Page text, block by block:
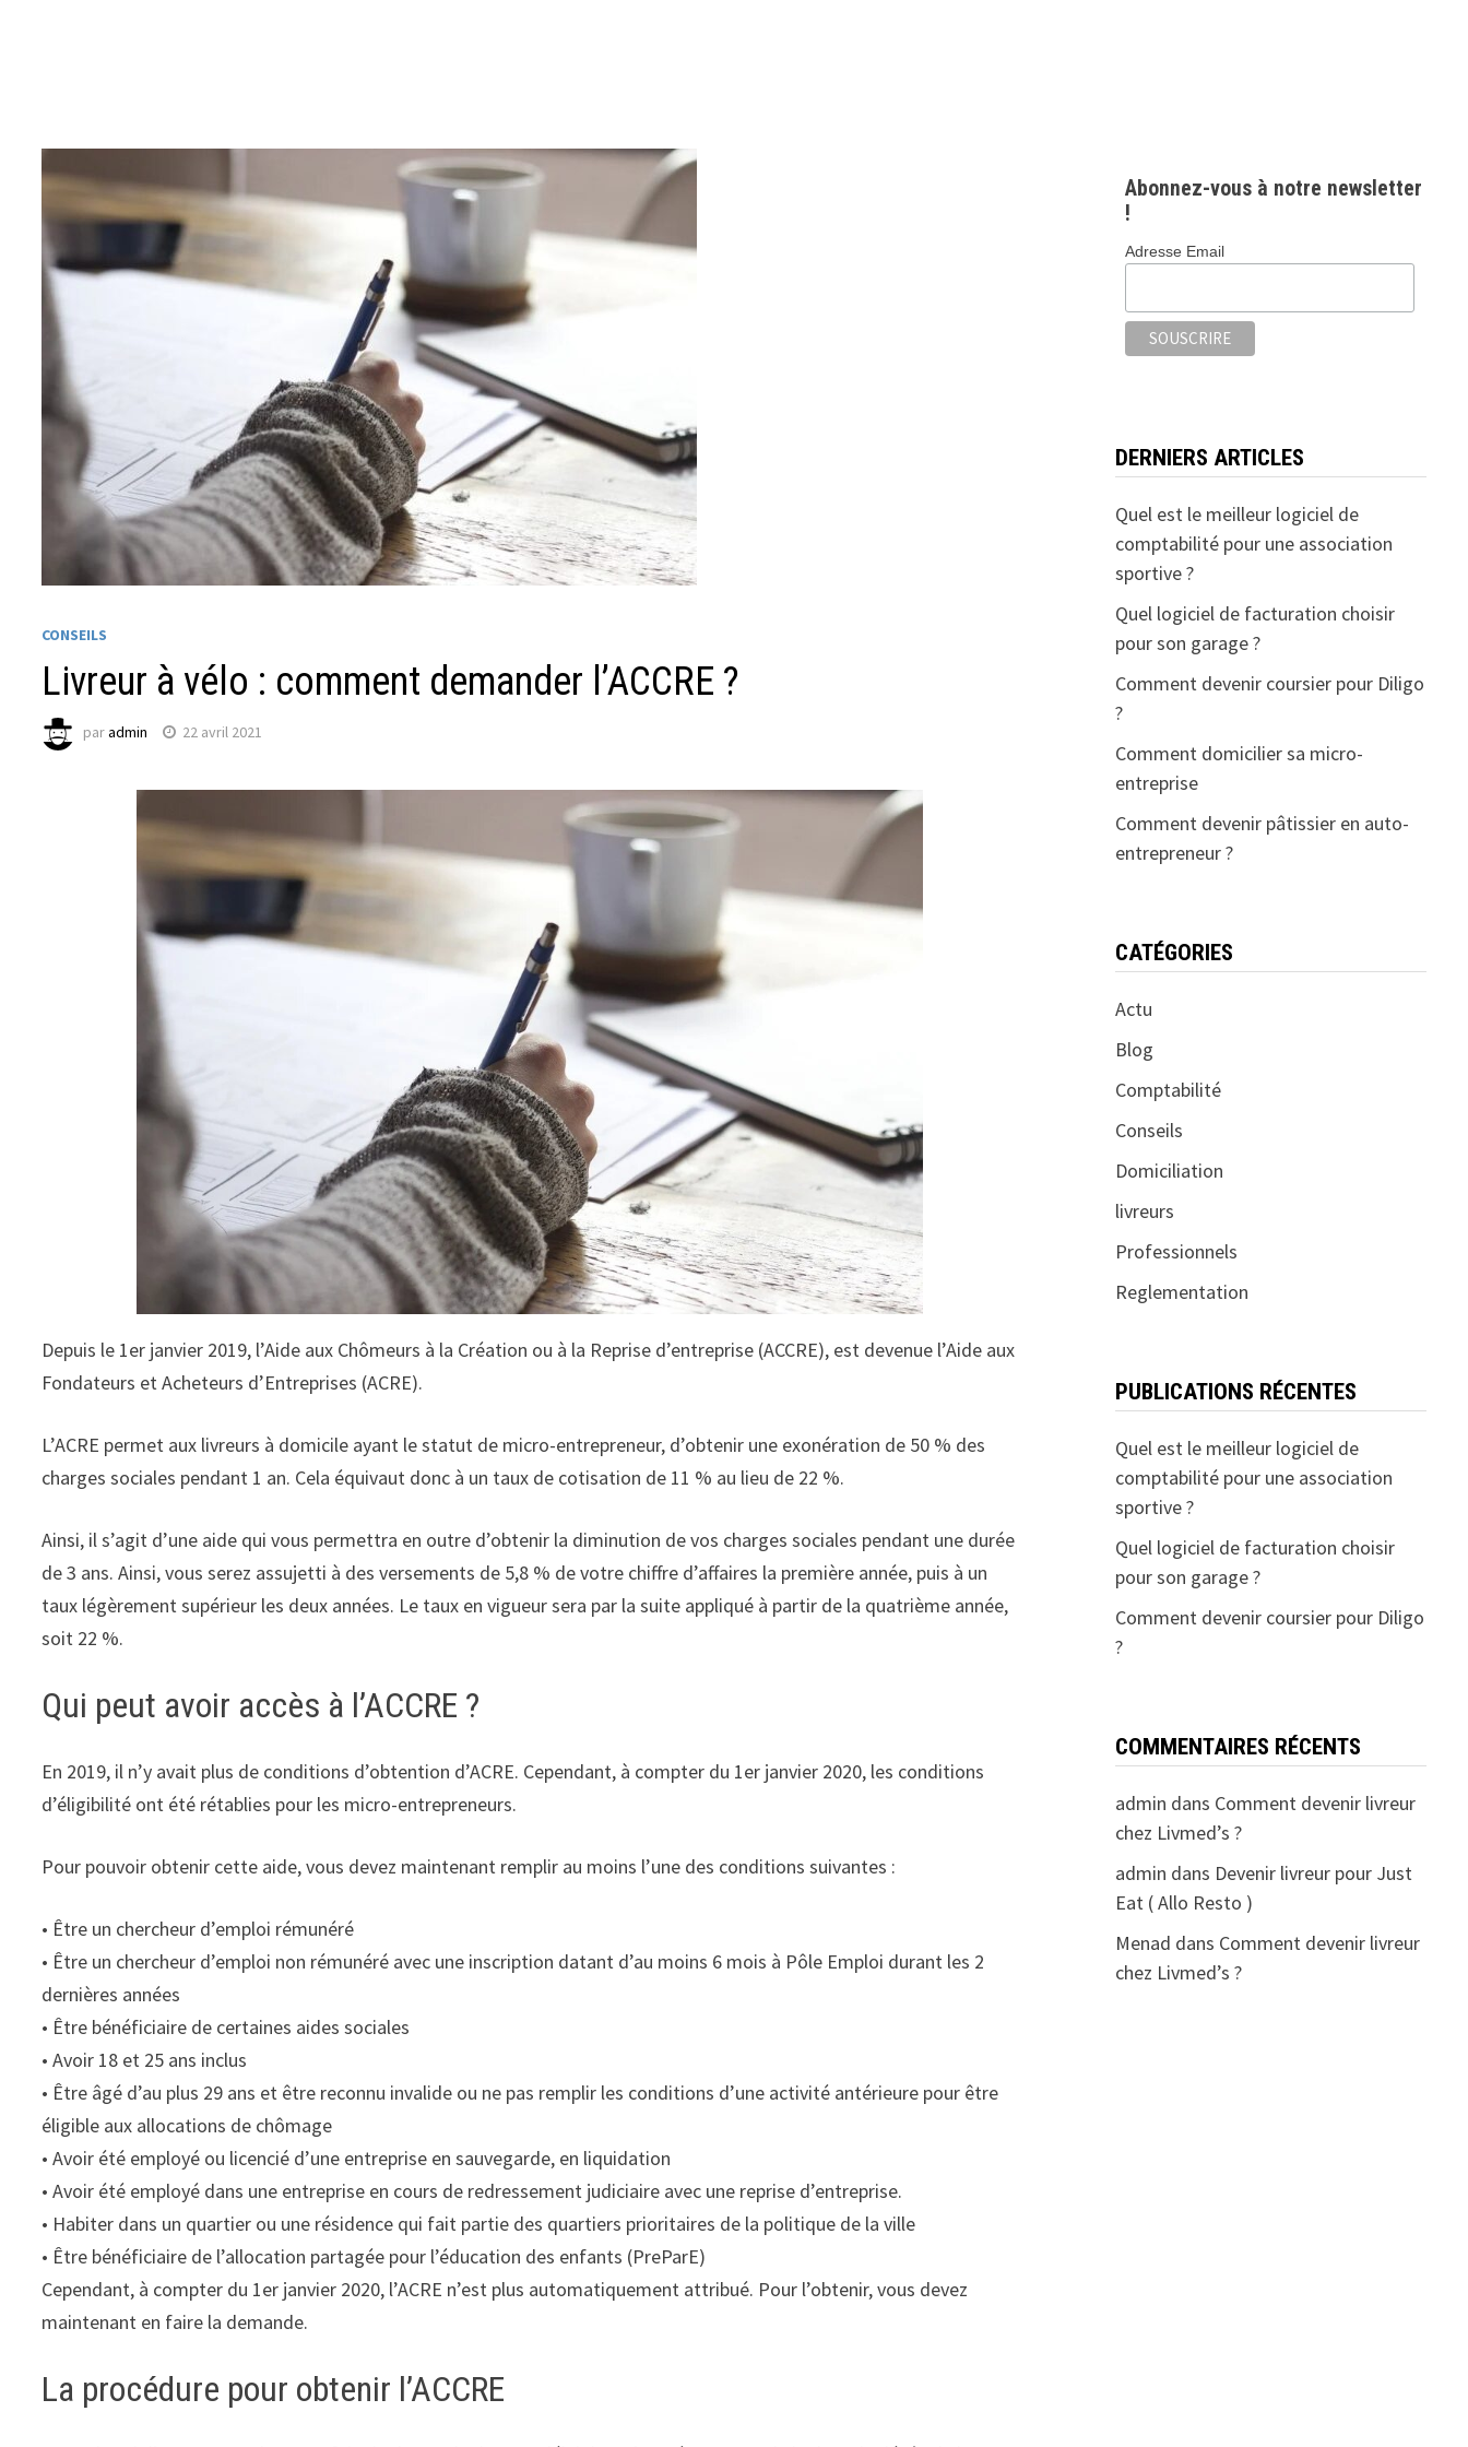
CONSEILS
Livreur à vélo : comment demander l’ACCRE ?
paradmin 22 avril 2021
Depuis le 1er janvier 2019, l’Aide aux Chômeurs à la Création ou à la Reprise d’entreprise (ACCRE), est devenue l’Aide aux
Fondateurs et Acheteurs d’Entreprises (ACRE).
L’ACRE permet aux livreurs à domicile ayant le statut de micro-entrepreneur, d’obtenir une exonération de 50 % des
charges sociales pendant 1 an. Cela équivaut donc à un taux de cotisation de 11 % au lieu de 22 %.
Ainsi, il s’agit d’une aide qui vous permettra en outre d’obtenir la diminution de vos charges sociales pendant une durée
de 3 ans. Ainsi, vous serez assujetti à des versements de 5,8 % de votre chiffre d’affaires la première année, puis à un
taux légèrement supérieur les deux années. Le taux en vigueur sera par la suite appliqué à partir de la quatrième année,
soit 22 %.
Qui peut avoir accès à l’ACCRE ?
En 2019, il n’y avait plus de conditions d’obtention d’ACRE. Cependant, à compter du 1er janvier 2020, les conditions
d’éligibilité ont été rétablies pour les micro-entrepreneurs.
Pour pouvoir obtenir cette aide, vous devez maintenant remplir au moins l’une des conditions suivantes :
• Être un chercheur d’emploi rémunéré
• Être un chercheur d’emploi non rémunéré avec une inscription datant d’au moins 6 mois à Pôle Emploi durant les 2
dernières années
• Être bénéficiaire de certaines aides sociales
• Avoir 18 et 25 ans inclus
• Être âgé d’au plus 29 ans et être reconnu invalide ou ne pas remplir les conditions d’une activité antérieure pour être
éligible aux allocations de chômage
• Avoir été employé ou licencié d’une entreprise en sauvegarde, en liquidation
• Avoir été employé dans une entreprise en cours de redressement judiciaire avec une reprise d’entreprise.
• Habiter dans un quartier ou une résidence qui fait partie des quartiers prioritaires de la politique de la ville
• Être bénéficiaire de l’allocation partagée pour l’éducation des enfants (PreParE)
Cependant, à compter du 1er janvier 2020, l’ACRE n’est plus automatiquement attribué. Pour l’obtenir, vous devez
maintenant en faire la demande.
La procédure pour obtenir l’ACCRE
Abonnez-vous à notre newsletter
!
Adresse Email
DERNIERS ARTICLES
Quel est le meilleur logiciel de
comptabilité pour une association
sportive ?
Quel logiciel de facturation choisir
pour son garage ?
Comment devenir coursier pour Diligo
?
Comment domicilier sa micro-
entreprise
Comment devenir pâtissier en auto-
entrepreneur ?
CATÉGORIES
Actu
Blog
Comptabilité
Conseils
Domiciliation
livreurs
Professionnels
Reglementation
PUBLICATIONS RÉCENTES
Quel est le meilleur logiciel de
comptabilité pour une association
sportive ?
Quel logiciel de facturation choisir
pour son garage ?
Comment devenir coursier pour Diligo
?
COMMENTAIRES RÉCENTS
admin dans Comment devenir livreur
chez Livmed’s ?
admin dans Devenir livreur pour Just
Eat ( Allo Resto )
Menad dans Comment devenir livreur
chez Livmed’s ?